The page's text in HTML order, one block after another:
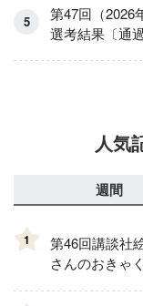
第47回（
選考結果〔通
人気
週間
1
第46回講談社
さんのおきゃ